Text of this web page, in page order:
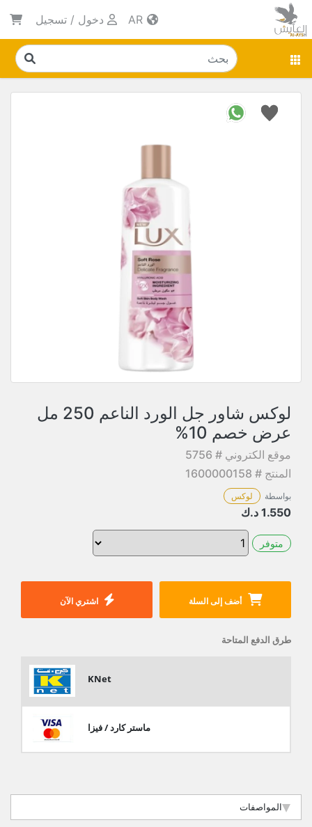
دخول / تسجيل
لوكس شاور جل الورد الناعم 250 مل
عرض خصم 10%
موقع الكتروني # 5756
المنتج # 1600000158
بواسطة لوكس
1.550 د.ك
متوفر
أضف إلى السلة اشتري الآن
طرق الدفع المتاحة
KNet
ماستر كارد / فيزا
المواصفات